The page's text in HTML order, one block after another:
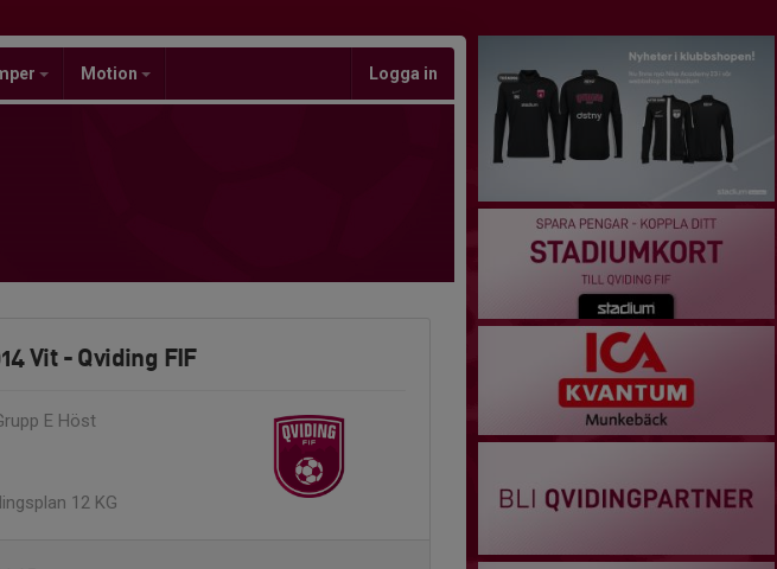
Motion Logga in
Vit - Qviding FIF
E Höst
12 KG